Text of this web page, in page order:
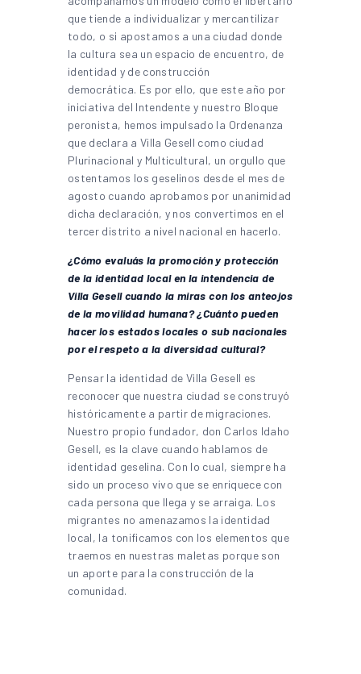
que tiende a individualizar y mercantilizar
todo, o si apostamos a una ciudad donde
la cultura sea un espacio de encuentro, de
identidad y de construcción
democrática. Es por ello, que este año por
iniciativa del Intendente y nuestro Bloque
peronista, hemos impulsado la Ordenanza
que declara a Villa Gesell como ciudad
Plurinacional y Multicultural, un orgullo que
ostentamos los geselinos desde el mes de
agosto cuando aprobamos por unanimidad
dicha declaración, y nos convertimos en el
tercer distrito a nivel nacional en hacerlo.
¿Cómo evaluás la promoción y protección
de la identidad local en la intendencia de
Villa Gesell cuando la miras con los anteojos
de la movilidad humana? ¿Cuánto pueden
hacer los estados locales o sub nacionales
por el respeto a la diversidad cultural?
Pensar la identidad de Villa Gesell es
reconocer que nuestra ciudad se construyó
históricamente a partir de migraciones.
Nuestro propio fundador, don Carlos Idaho
Gesell, es la clave cuando hablamos de
identidad geselina. Con lo cual, siempre ha
sido un proceso vivo que se enriquece con
cada persona que llega y se arraiga. Los
migrantes no amenazamos la identidad
local, la tonificamos con los elementos que
traemos en nuestras maletas porque son
un aporte para la construcción de la
comunidad.